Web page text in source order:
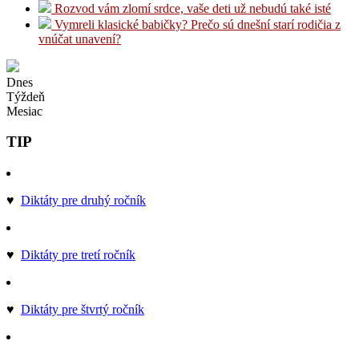
Rozvod vám zlomí srdce, vaše deti už nebudú také isté
Vymreli klasické babičky? Prečo sú dnešní starí rodičia z
vnúčat unavení?
Dnes
Týždeň
Mesiac
TIP
♥ Diktáty pre druhý ročník
♥ Diktáty pre tretí ročník
♥ Diktáty pre štvrtý ročník